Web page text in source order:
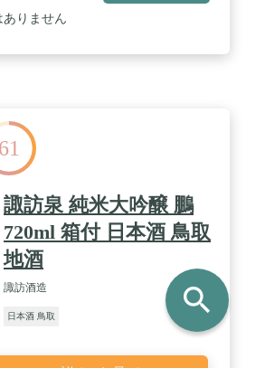
ありません
61
諏訪泉 純米大吟醸 鵬
720ml 箱付 日本酒 鳥取
地酒
諏訪酒造
日本酒 鳥取 search